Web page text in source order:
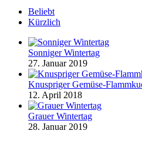
Beliebt
Kürzlich
Sonniger Wintertag
27. Januar 2019
Knuspriger Gemüse-
12. April 2018
Grauer Wintertag
28. Januar 2019